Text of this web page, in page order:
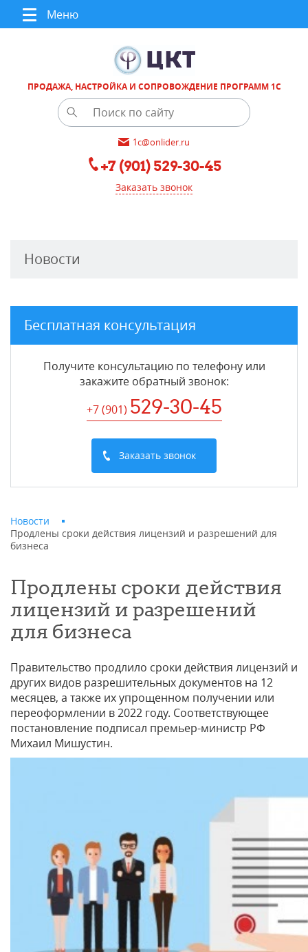
Меню
ПРОДАЖА, НАСТРОЙКА И СОПРОВОЖДЕНИЕ ПРОГРАММ 1С
1c@onlider.ru
+7 (901) 529-30-45
Заказать звонок
Новости
Бесплатная консультация
Получите консультацию по телефону или
закажите обратный звонок:
+7 (901) 529-30-45
Заказать звонок
Новости
Продлены сроки действия лицензий и разрешений для
бизнеса
Продлены сроки действия
лицензий и разрешений
для бизнеса
Правительство продлило сроки действия лицензий и
других видов разрешительных документов на 12
месяцев, а также их упрощенном получении или
переоформлении в 2022 году. Соответствующее
постановление подписал премьер-министр РФ
Михаил Мишустин.